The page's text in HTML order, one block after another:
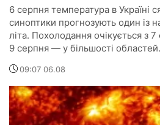
6 серпня температура в Україні
синоптики прогнозують один із
літа. Похолодання очікується з
9 серпня — у більшості областей.
09:07 06.08